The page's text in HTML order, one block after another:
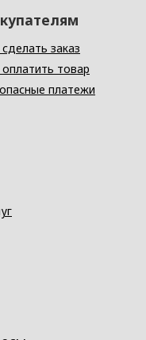
заказ
оплатить товар
платежи